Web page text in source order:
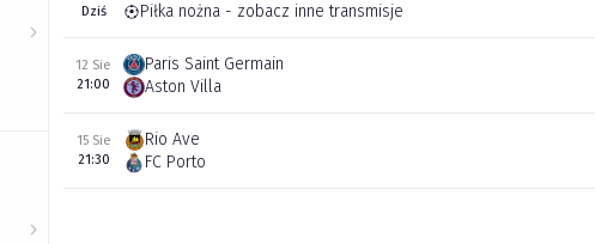
Dziś Piłka nożna - zobacz inne transmisje
12 Sie
21:00
Paris Saint Germain
Aston Villa
15 Sie
21:30
Rio Ave
FC Porto